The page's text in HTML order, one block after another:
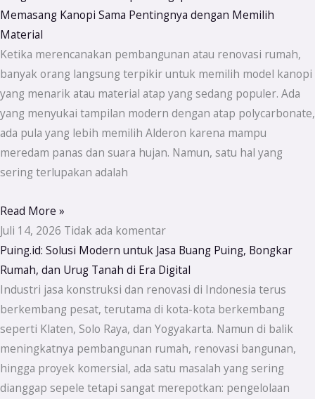
Memasang Kanopi Sama Pentingnya dengan Memilih
Material
Ketika merencanakan pembangunan atau renovasi rumah,
banyak orang langsung terpikir untuk memilih model kanopi
yang menarik atau material atap yang sedang populer. Ada
yang menyukai tampilan modern dengan atap polycarbonate,
ada pula yang lebih memilih Alderon karena mampu
meredam panas dan suara hujan. Namun, satu hal yang
sering terlupakan adalah
Read More »
Juli 14, 2026 Tidak ada komentar
Puing.id: Solusi Modern untuk Jasa Buang Puing, Bongkar
Rumah, dan Urug Tanah di Era Digital
Industri jasa konstruksi dan renovasi di Indonesia terus
berkembang pesat, terutama di kota-kota berkembang
seperti Klaten, Solo Raya, dan Yogyakarta. Namun di balik
meningkatnya pembangunan rumah, renovasi bangunan,
hingga proyek komersial, ada satu masalah yang sering
dianggap sepele tetapi sangat merepotkan: pengelolaan